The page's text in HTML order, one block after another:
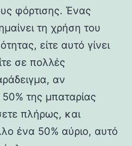
φόρτισης. Ένας
τη χρήση του
είτε αυτό γίνει
σε πολλές
αν
της μπαταρίας
πλήρως, και
ένα 50% αύριο, αυτό